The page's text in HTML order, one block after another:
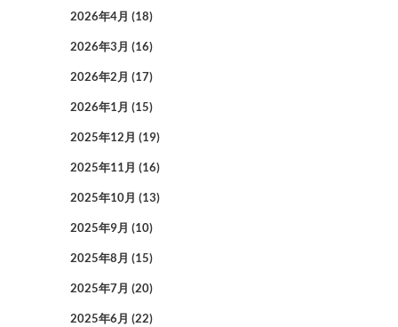
2026年4月 (18)
2026年3月 (16)
2026年2月 (17)
2026年1月 (15)
2025年12月 (19)
2025年11月 (16)
2025年10月 (13)
2025年9月 (10)
2025年8月 (15)
2025年7月 (20)
2025年6月 (22)